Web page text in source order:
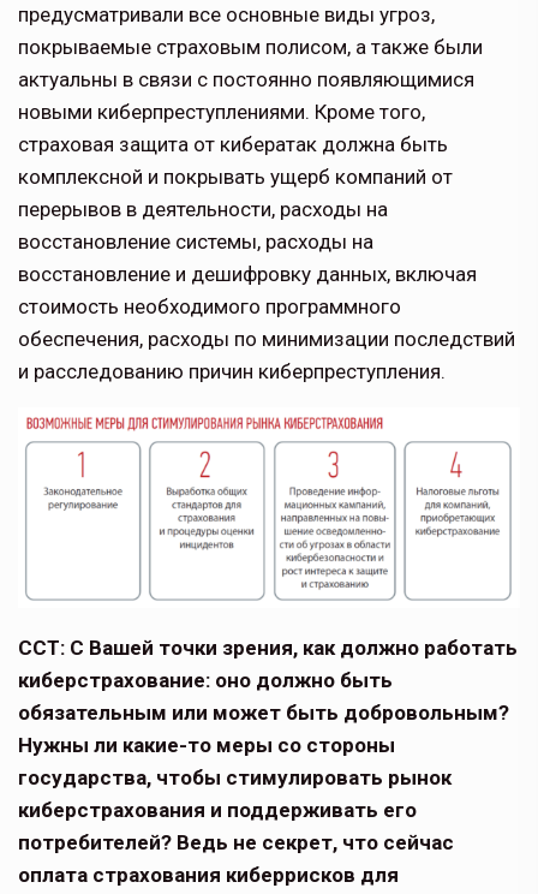
предусматривали все основные виды угроз,
покрываемые страховым полисом, а также были
актуаль­ны в связи с постоянно появляющимися
новыми киберпреступлениями. Кроме того,
страховая защита от кибератак должна быть
комплексной и покрывать ущерб компаний от
перерывов в деятельности, расходы на
восстановление системы, расходы на
восстановление и дешифровку данных, включая
стоимость необходимо­го программного
обеспечения, расходы по минимизации последствий
и расследо­ванию причин киберпреступления.
ССТ: С Вашей точки зрения, как должно работать
киберстрахование: оно долж­но быть
обязательным или может быть добровольным?
Нужны ли какие-то меры со стороны
государства, чтобы сти­мулировать рынок
киберстрахования и поддерживать его
потребителей? Ведь не секрет, что сейчас
оплата страхования киберрисков для